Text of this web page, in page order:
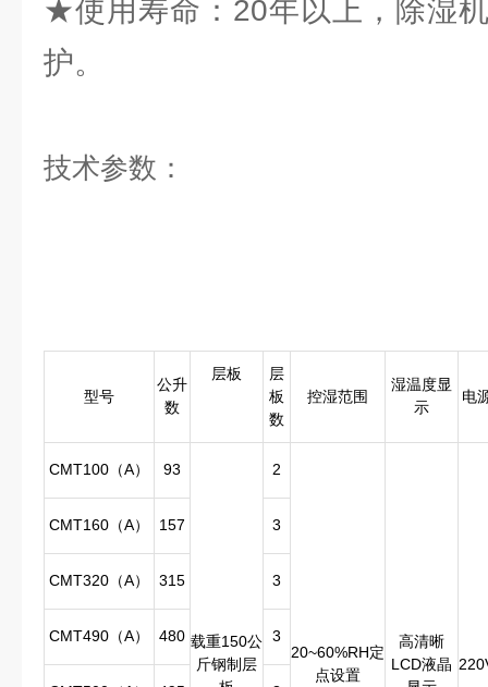
★使用寿命：20年以上，除湿
护。
技术参数：
型号
公升
数
层板
层
板
数
控湿范围
湿温度显
示
电
CMT100（A） 93
载重150公
斤钢制层
2
20~60%RH定
点设置
高清晰
LCD液晶
CMT160（A） 157 3
CMT320（A） 315 3
CMT490（A） 480 3